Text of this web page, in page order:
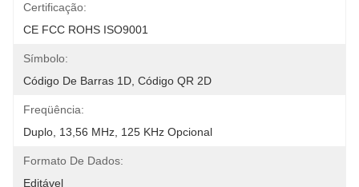
Certificação:
CE FCC ROHS ISO9001
Símbolo:
Código De Barras 1D, Código QR 2D
Freqüência:
Duplo, 13,56 MHz, 125 KHz Opcional
Formato De Dados:
Editável